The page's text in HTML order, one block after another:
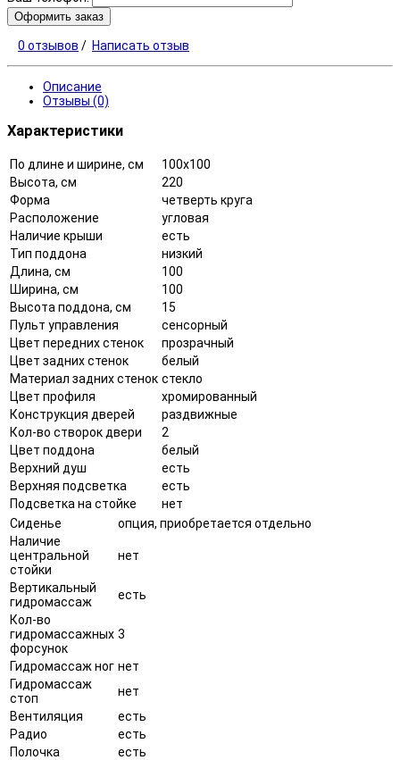
Оформить заказ
0 отзывов / Написать отзыв
Описание
Отзывы (0)
Характеристики
По длине и ширине, см
100x100
Высота, см
220
Форма
четверть круга
Расположение
угловая
Наличие крыши
есть
Тип поддона
низкий
Длина, см
100
Ширина, см
100
Высота поддона, см
15
Пульт управления
сенсорный
Цвет передних стенок
прозрачный
Цвет задних стенок
белый
Материал задних стенок стекло
Цвет профиля
хромированный
Конструкция дверей
раздвижные
Кол-во створок двери
2
Цвет поддона
белый
Верхний душ
есть
Верхняя подсветка
есть
Подсветка на стойке
нет
Сиденье
опция, приобретается отдельно
Наличие
центральной
стойки
нет
Вертикальный
гидромассаж
есть
Кол-во
гидромассажных
форсунок
3
Гидромассаж ног нет
Гидромассаж
стоп
нет
Вентиляция
есть
Радио
есть
Полочка
есть